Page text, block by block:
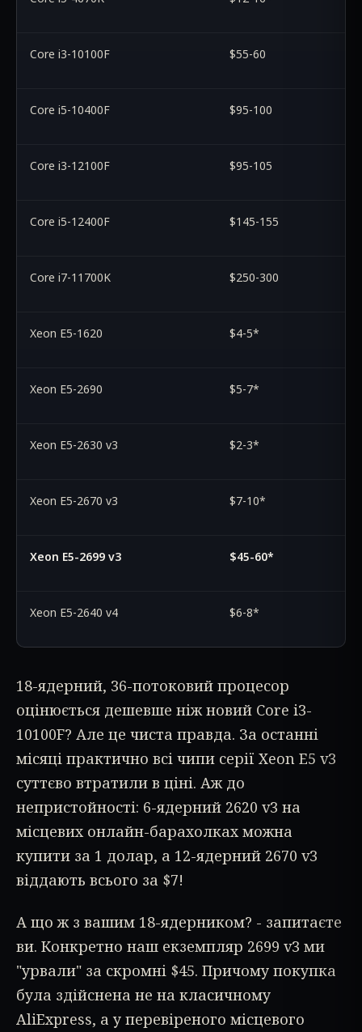
Core i3-10100F $55-60
Core i5-10400F $95-100
Core i3-12100F $95-105
Core i5-12400F $145-155
Core i7-11700K $250-300
Xeon E5-1620 $4-5*
Xeon E5-2690 $5-7*
Xeon E5-2630 v3 $2-3*
Xeon E5-2670 v3 $7-10*
Xeon E5-2699 v3 $45-60*
Xeon E5-2640 v4 $6-8*
18-ядерний, 36-потоковий процесор
оцінюється дешевше ніж новий Core i3-
10100F? Але це чиста правда. За останні
місяці практично всі чипи серії Xeon E5 v3
суттєво втратили в ціні. Аж до
непристойності: 6-ядерний 2620 v3 на
місцевих онлайн-барахолках можна
купити за 1 долар, а 12-ядерний 2670 v3
віддають всього за $7!
А що ж з вашим 18-ядерником? - запитаєте
ви. Конкретно наш екземпляр 2699 v3 ми
"урвали" за скромні $45. Причому покупка
була здійснена не на класичному
AliExpress, а у перевіреного місцевого